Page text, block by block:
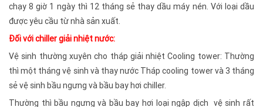
chạy 8 giờ 1 ngày thì 12 tháng sẻ thay dầu máy nén. Với loại dầu
được yêu cầu từ nhà sản xuất.
Đối với chiller giải nhiệt nước:
Vệ sinh thường xuyên cho tháp giải nhiệt Cooling tower: Thường
thì một tháng vệ sinh và thay nước Tháp cooling tower và 3 tháng
sẻ vệ sinh bầu ngưng và bầu bay hơi chiller.
Thường thì bầu ngưng và bầu bay hơi loại ngập dịch vệ sinh rất